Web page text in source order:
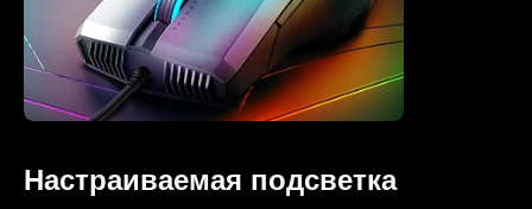
Настраиваемая подсветка